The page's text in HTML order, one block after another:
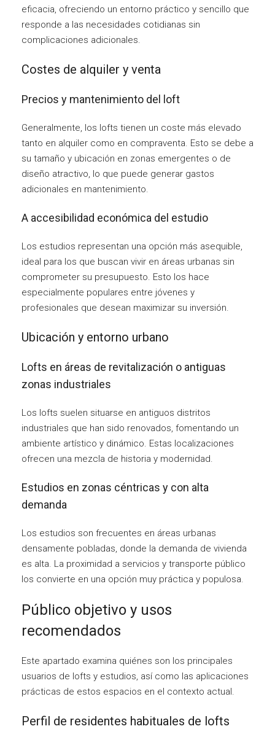
eficacia, ofreciendo un entorno práctico y sencillo que
responde a las necesidades cotidianas sin
complicaciones adicionales.
Costes de alquiler y venta
Precios y mantenimiento del loft
Generalmente, los lofts tienen un coste más elevado
tanto en alquiler como en compraventa. Esto se debe a
su tamaño y ubicación en zonas emergentes o de
diseño atractivo, lo que puede generar gastos
adicionales en mantenimiento.
A accesibilidad económica del estudio
Los estudios representan una opción más asequible,
ideal para los que buscan vivir en áreas urbanas sin
comprometer su presupuesto. Esto los hace
especialmente populares entre jóvenes y
profesionales que desean maximizar su inversión.
Ubicación y entorno urbano
Lofts en áreas de revitalización o antiguas
zonas industriales
Los lofts suelen situarse en antiguos distritos
industriales que han sido renovados, fomentando un
ambiente artístico y dinámico. Estas localizaciones
ofrecen una mezcla de historia y modernidad.
Estudios en zonas céntricas y con alta
demanda
Los estudios son frecuentes en áreas urbanas
densamente pobladas, donde la demanda de vivienda
es alta. La proximidad a servicios y transporte público
los convierte en una opción muy práctica y populosa.
Público objetivo y usos
recomendados
Este apartado examina quiénes son los principales
usuarios de lofts y estudios, así como las aplicaciones
prácticas de estos espacios en el contexto actual.
Perfil de residentes habituales de lofts